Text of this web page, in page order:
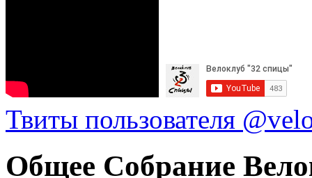
Твиты пользователя
Общее Собрание